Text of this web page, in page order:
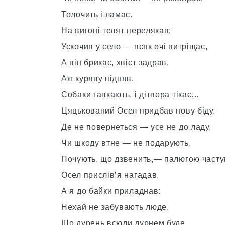
Толочить і ламає.
На вигоні телят перелякав;
Ускочив у село — всяк очі витріщає,
А він брикає, хвіст задрав,
Аж куряву підняв,
Собаки гавкають, і дітвора тікає…
Цяцькований Осел придбав нову біду,
Де не повернеться — усе не до ладу,
Чи шкоду втне — не подарують,
Почують, що дзвенить,— палюгою
Осел прислів’я нагадав,
А я до байки приладнав:
Нехай не забувають люде,
Що дурень всюди дурнем буде.